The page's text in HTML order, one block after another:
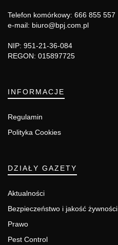
Telefon komórkowy: 666 855 557
e-mail: biuro@bpj.com.pl
NIP: 951-21-36-084
REGON: 015897725
INFORMACJE
Regulamin
Polityka Cookies
DZIAŁY GAZETY
Aktualności
Bezpieczeństwo i jakość żywności
Prawo
Pest Control